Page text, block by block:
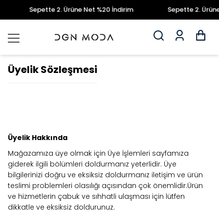
Sepette 2. Ürüne Net %20 İndirim Sepette 2.
Üyelik Sözleşmesi
Üyelik Hakkında
Mağazamıza üye olmak için Üye İşlemleri sayfamıza
giderek ilgili bölümleri doldurmanız yeterlidir. Üye
bilgilerinizi doğru ve eksiksiz doldurmanız iletişim ve ürün
teslimi problemleri olasılığı açısından çok önemlidir.Ürün
ve hizmetlerin çabuk ve sıhhatli ulaşması için lütfen
dikkatle ve eksiksiz doldurunuz.